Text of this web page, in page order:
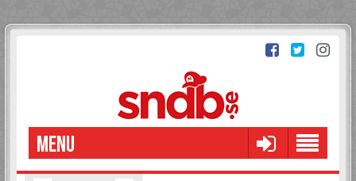
MENU